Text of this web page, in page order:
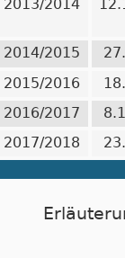
2013/2014
2014/2015
2015/2016
2016/2017
2017/2018